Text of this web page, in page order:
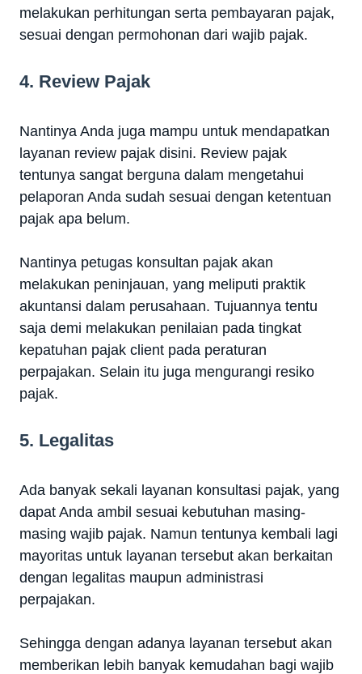
melakukan perhitungan serta pembayaran pajak,
sesuai dengan permohonan dari wajib pajak.
4. Review Pajak
Nantinya Anda juga mampu untuk mendapatkan
layanan review pajak disini. Review pajak
tentunya sangat berguna dalam mengetahui
pelaporan Anda sudah sesuai dengan ketentuan
pajak apa belum.
Nantinya petugas konsultan pajak akan
melakukan peninjauan, yang meliputi praktik
akuntansi dalam perusahaan. Tujuannya tentu
saja demi melakukan penilaian pada tingkat
kepatuhan pajak client pada peraturan
perpajakan. Selain itu juga mengurangi resiko
pajak.
5. Legalitas
Ada banyak sekali layanan konsultasi pajak, yang
dapat Anda ambil sesuai kebutuhan masing-
masing wajib pajak. Namun tentunya kembali lagi
mayoritas untuk layanan tersebut akan berkaitan
dengan legalitas maupun administrasi
perpajakan.
Sehingga dengan adanya layanan tersebut akan
memberikan lebih banyak kemudahan bagi wajib